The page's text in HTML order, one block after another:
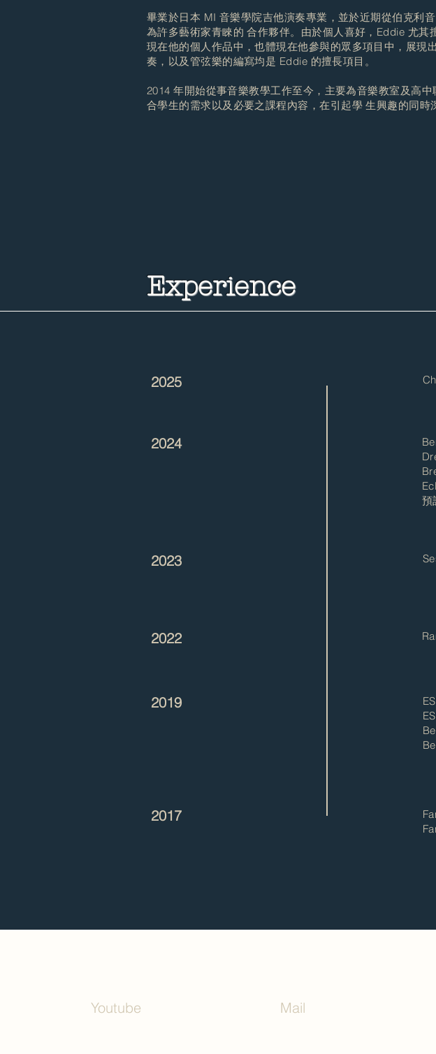
畢業於日本 MI 音樂學院吉他演奏專業，並於近期從伯克利
為許多藝術家青睞的 合作夥伴。由於個人喜好，Eddie 尤
現在他的個人作品中，也體現在他參與的眾多項目中，展
奏，以及管弦樂的編寫均是 Eddie 的擅長項目。
2014 年開始從事音樂教學工作至今，主要為音樂教室及高
合學生的需求以及必要之課程內容，在引起學 生興趣的同時
Experience
2025
2024
2023
2022
2019
2017
預
Youtube Mail